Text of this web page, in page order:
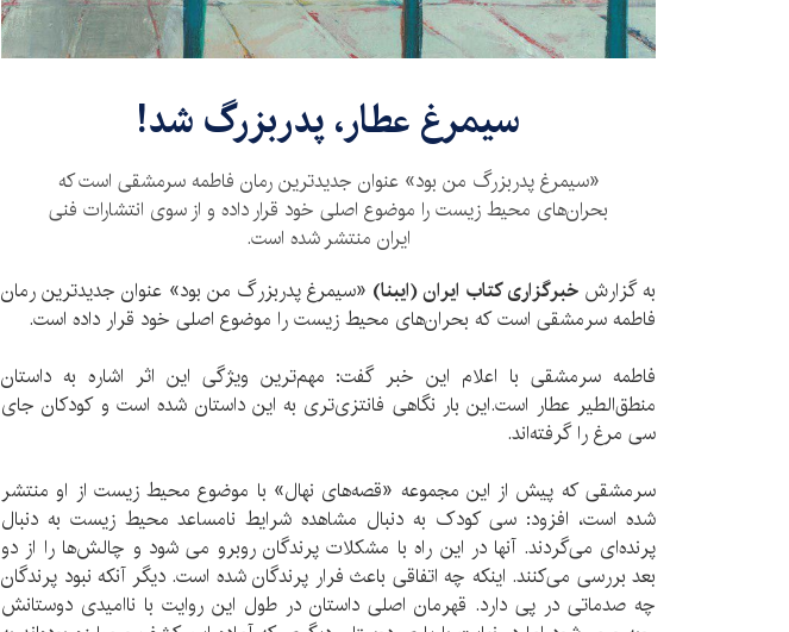
​سیمرغ عطار، پدربزرگ شد!
«سیمرغ پدربزرگ من بود» عنوان جدیدترین رمان فاطمه سرمشقی است که
بحران‌های محیط زیست را موضوع اصلی خود قرار داده و از سوی انتشارات فنی
ایران منتشر شده است.
به گزارشخبرگزاری کتاب ایران (ایبنا) «سیمرغ پدربزرگ من بود» عنوان جدیدترین رمان
فاطمه سرمشقی است که بحران‌های محیط زیست را موضوع اصلی خود قرار داده است.
فاطمه سرمشقی با اعلام این خبر گفت: مهم‌ترین ویژگی این اثر اشاره به داستان
منطق‌الطیر عطار است.این بار نگاهی فانتزی‌تری به این داستان شده است و کودکان جای
سی مرغ را گرفته‌اند.
سرمشقی که پیش از این مجموعه «قصه‌های نهال» با موضوع محیط زیست از او منتشر
شده است، افزود: سی کودک به دنبال مشاهده شرایط نامساعد محیط زیست به دنبال
پرنده‌ای می‌گردند. آنها در این راه با مشکلات پرندگان روبرو می شود و چالش‌ها را از دو
بعد بررسی می‌کنند. اینکه چه اتفاقی باعث فرار پرندگان شده است. دیگر آنکه نبود پرندگان
چه صدماتی در پی دارد. قهرمان اصلی داستان در طول این روایت با ناامیدی دوستانش